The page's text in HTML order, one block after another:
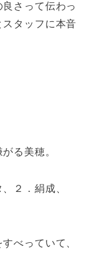
さって伝わっ
タッフに本音
る美穂。
２．絹成、
べっていて、